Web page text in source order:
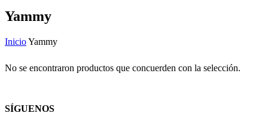
Yammy
InicioYammy
No se encontraron productos que concuerden con la selección.
SÍGUENOS